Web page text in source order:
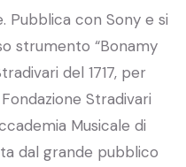
Pubblica con Sony e si
strumento “Bonamy
del 1717, per
Stradivari
Musicale di
dal grande pubblico